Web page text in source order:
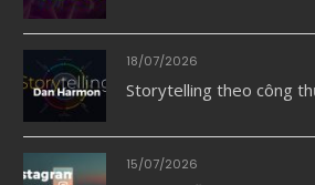
18/07/2026
Storytelling theo công
15/07/2026